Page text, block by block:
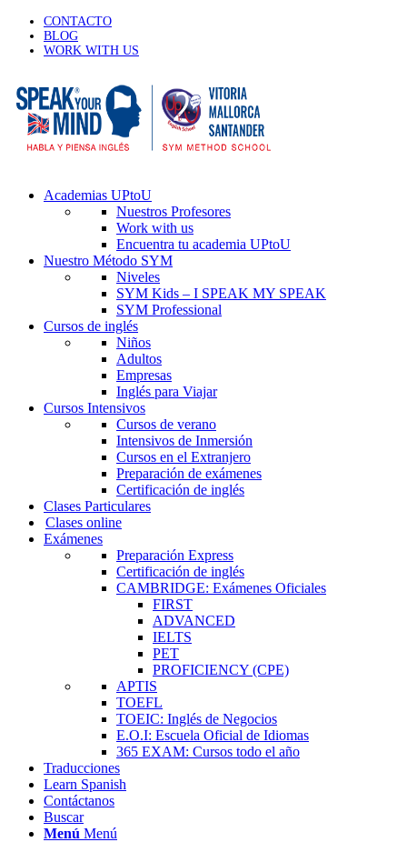
CONTACTO
BLOG
WORK WITH US
Academias UPtoU
Nuestros Profesores
Work with us
Encuentra tu academia UPtoU
Nuestro Método SYM
Niveles
SYM Kids – I SPEAK MY SPEAK
SYM Professional
Cursos de inglés
Niños
Adultos
Empresas
Inglés para Viajar
Cursos Intensivos
Cursos de verano
Intensivos de Inmersión
Cursos en el Extranjero
Preparación de exámenes
Certificación de inglés
Clases Particulares
Clases online
Exámenes
Preparación Express
Certificación de inglés
CAMBRIDGE: Exámenes Oficiales
FIRST
ADVANCED
IELTS
PET
PROFICIENCY (CPE)
APTIS
TOEFL
TOEIC: Inglés de Negocios
E.O.I: Escuela Oficial de Idiomas
365 EXAM: Cursos todo el año
Traducciones
Learn Spanish
Contáctanos
Buscar
Menú Menú